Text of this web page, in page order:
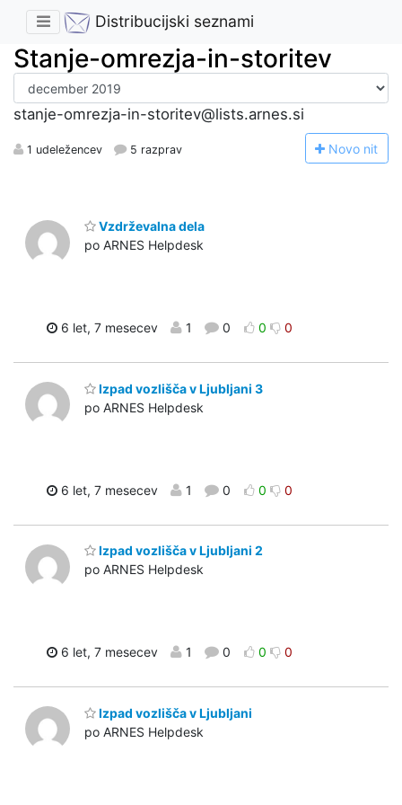
Distribucijski seznami
Stanje-omrezja-in-storitev
stanje-omrezja-in-storitev@lists.arnes.si
1 udeležencev 5 razprav Novo nit
Vzdrževalna dela
po ARNES Helpdesk
6 let, 7 mesecev 1 0 0 0
Izpad vozlišča v Ljubljani 3
po ARNES Helpdesk
6 let, 7 mesecev 1 0 0 0
Izpad vozlišča v Ljubljani 2
po ARNES Helpdesk
6 let, 7 mesecev 1 0 0 0
Izpad vozlišča v Ljubljani
po ARNES Helpdesk